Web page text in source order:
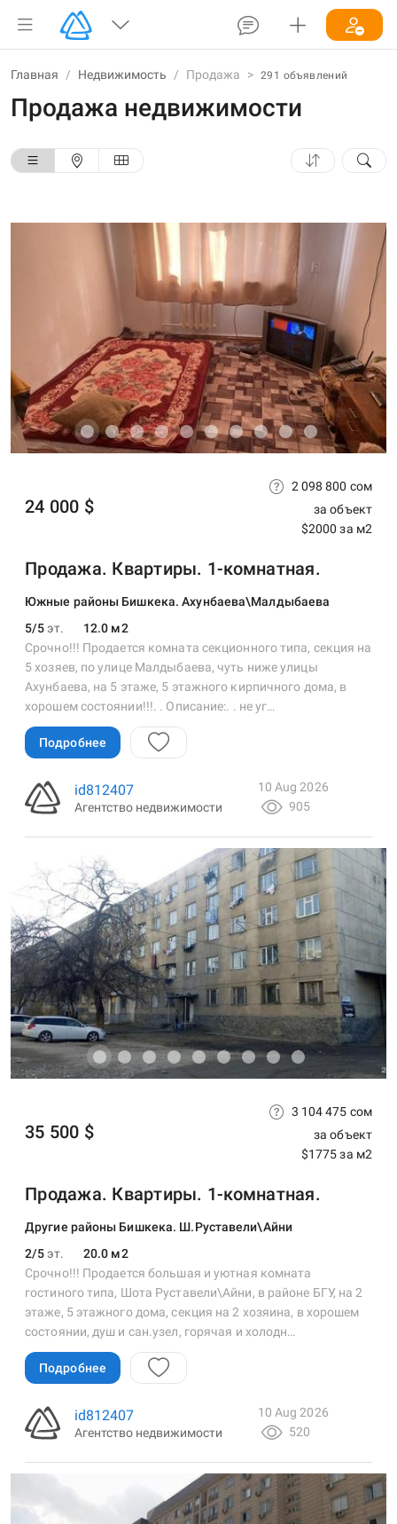
Главная / Недвижимость / Продажа > 291 объявлений
Продажа недвижимости
Продажа. Квартиры. 1-комнатная.
Южные районы Бишкека. Ахунбаева\Малдыбаева
5/5 эт. 12.0 м2
24 000 $
2 098 800 сом
за объект
$2000 за м2
Срочно!!! Продается комната секционного типа, секция на
5 хозяев, по улице Малдыбаева, чуть ниже улицы
Ахунбаева, на 5 этаже, 5 этажного кирпичного дома, в
хорошем состоянии!!!. . Описание:. . не уг…
Подробнее
id812407
Агентство недвижимости
10 Aug 2026
905
Продажа. Квартиры. 1-комнатная.
Другие районы Бишкека. Ш.Руставели\Айни
2/5 эт. 20.0 м2
35 500 $
3 104 475 сом
за объект
$1775 за м2
Срочно!!! Продается большая и уютная комната
гостиного типа, Шота Руставели\Айни, в районе БГУ, на 2
этаже, 5 этажного дома, секция на 2 хозяина, в хорошем
состоянии, душ и сан.узел, горячая и холодн…
Подробнее
id812407
Агентство недвижимости
10 Aug 2026
520